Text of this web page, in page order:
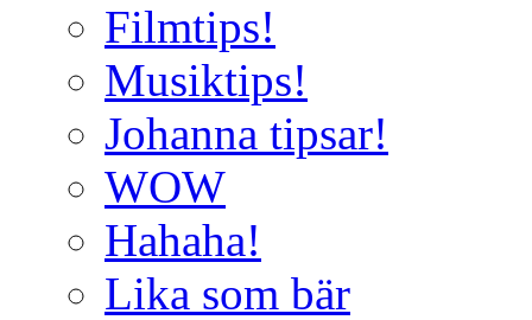
Filmtips!
Musiktips!
Johanna tipsar!
WOW
Hahaha!
Lika som bär